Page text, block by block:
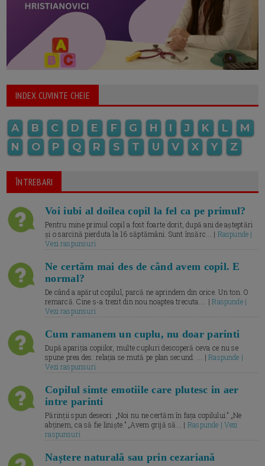
INDEX CUVINTE CHEIE
A B C D E F G H I J K L
M
N
O P Q R S T U V X Y Z
ÎNTREBARI
Voi iubi al doilea copil la fel ca pe primul?
Pentru mine primul copil a fost foarte dorit, după ani de așteptări
și o sarcină pierduta la 16 săptămâni. Sunt însărc... | Raspunde |
Vezi raspunsuri
Ne certăm mai des de când avem copil. E
normal?
De când a apărut copilul, parcă ne aprindem din orice. Un ton. O
remarcă. Cine s-a trezit din nou noaptea trecuta.... |Raspunde |
Vezi raspunsuri
Cum ramanem un cuplu, nu doar parinti
După apariția copiilor, multe cupluri descoperă ceva ce nu se
spune prea des: relația se mută pe plan secund. ... |Raspunde |
Vezi raspunsuri
Copilul simte emotiile care plutesc in aer
intre parinti
Părinții spun deseori: „Noi nu ne certăm în fața copilului.” „Ne
abținem, ca să fie liniște.” „Avem grijă să... | Raspunde | Vezi
raspunsuri
Naștere naturală sau prin cezariană